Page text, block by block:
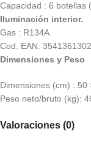
Capacidad : 6 botellas
Iluminación interior.
Gas : R134A.
Cod. EAN:
Dimensiones y Peso
Dimensiones (cm) : 50
Peso neto/bruto (kg):
Valoraciones (0)